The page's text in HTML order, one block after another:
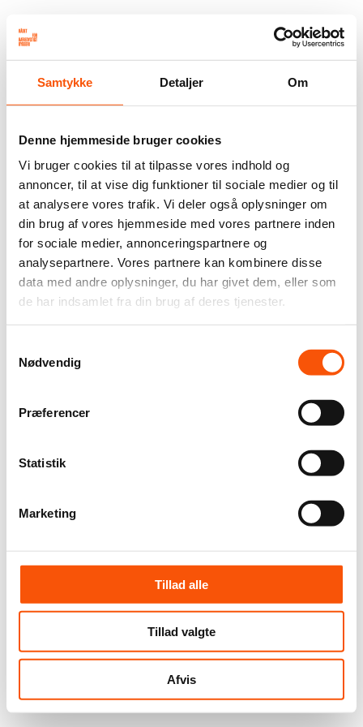
Samtykke Detaljer Om
Denne hjemmeside bruger cookies
Vi bruger cookies til at tilpasse vores indhold og
annoncer, til at vise dig funktioner til sociale medier og til
at analysere vores trafik. Vi deler også oplysninger om
din brug af vores hjemmeside med vores partnere inden
for sociale medier, annonceringspartnere og
analysepartnere. Vores partnere kan kombinere disse
data med andre oplysninger, du har givet dem, eller som
de har indsamlet fra din brug af deres tjenester.
Nødvendig
Præferencer
Statistik
Marketing
Tillad alle
Tillad valgte
Afvis